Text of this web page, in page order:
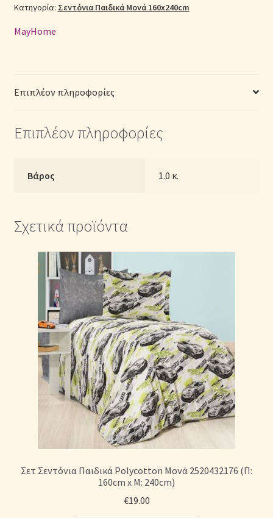
2520431220-
με
x
200cm
25cm)
Κατηγορία: Σεντόνια Παιδικά Μονά 160x240cm
MayHome
Επιπλέον πληροφορίες
Επιπλέον πληροφορίες
Βάρος 1.0 κ.
Σχετικά προϊόντα
Σετ Σεντόνια Παιδικά Polycotton Μονά 2520432176 (Π:
160cm x Μ: 240cm)
€19.00